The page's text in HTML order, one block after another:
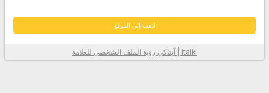
اذهب إلى الموقع
Italki | آيتاكي رؤية الملف الشخصي للعلامة